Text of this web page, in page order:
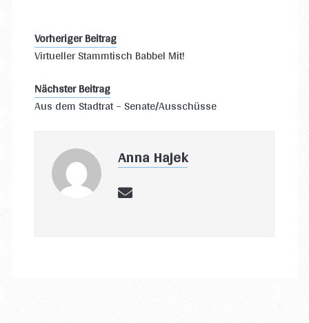
Vorheriger Beitrag
Virtueller Stammtisch Babbel Mit!
Nächster Beitrag
Aus dem Stadtrat – Senate/Ausschüsse
Anna Hajek
email